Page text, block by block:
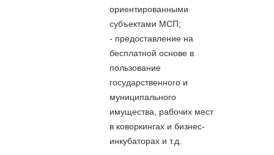
ориентированными
субъектами МСП;
- предоставление на
бесплатной основе в
пользование
государственного и
муниципального
имущества, рабочих мест
в коворкингах и бизнес-
инкубаторах и т.д.